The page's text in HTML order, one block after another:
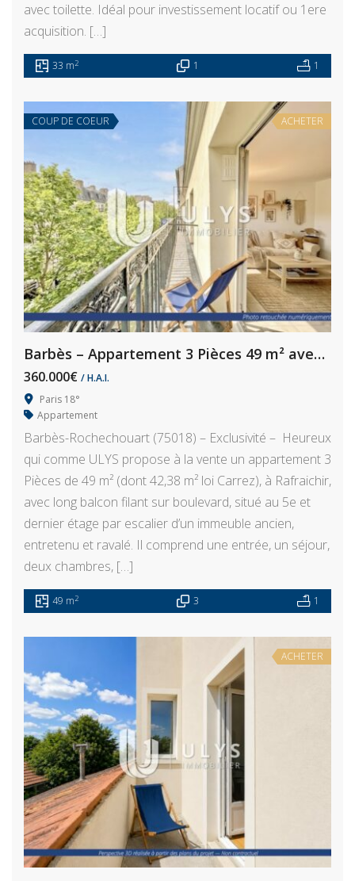
avec toilette. Idéal pour investissement locatif ou 1ere
acquisition. […]
33 m2 1 1
COUP DE COEUR ACHETER
Barbès – Appartement 3 Pièces 49 m² avec Balcon, à Rafraichir
360.000€ / H.A.I.
Paris 18°
Appartement
Barbès-Rochechouart (75018) – Exclusivité – Heureux
qui comme ULYS propose à la vente un appartement 3
Pièces de 49 m² (dont 42,38 m² loi Carrez), à Rafraichir,
avec long balcon filant sur boulevard, situé au 5e et
dernier étage par escalier d’un immeuble ancien,
entretenu et ravalé. Il comprend une entrée, un séjour,
deux chambres, […]
49 m2 3 1
ACHETER